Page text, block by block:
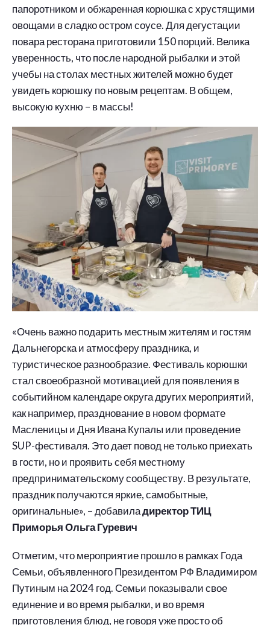
папоротником и обжаренная корюшка с хрустящими
овощами в сладко остром соусе. Для дегустации
повара ресторана приготовили 150 порций. Велика
уверенность, что после народной рыбалки и этой
учебы на столах местных жителей можно будет
увидеть корюшку по новым рецептам. В общем,
высокую кухню – в массы!
«Очень важно подарить местным жителям и гостям
Дальнегорска и атмосферу праздника, и
туристическое разнообразие. Фестиваль корюшки
стал своеобразной мотивацией для появления в
событийном календаре округа других мероприятий,
как например, празднование в новом формате
Масленицы и Дня Ивана Купалы или проведение
SUP-фестиваля. Это дает повод не только приехать
в гости, но и проявить себя местному
предпринимательскому сообществу. В результате,
праздник получаются яркие, самобытные,
оригинальные», – добавиладиректор ТИЦ
Приморья Ольга Гуревич
Отметим, что мероприятие прошло в рамках Года
Семьи, объявленного Президентом РФ Владимиром
Путиным на 2024 год. Семьи показывали свое
единение и во время рыбалки, и во время
приготовления блюд, не говоря уже просто об